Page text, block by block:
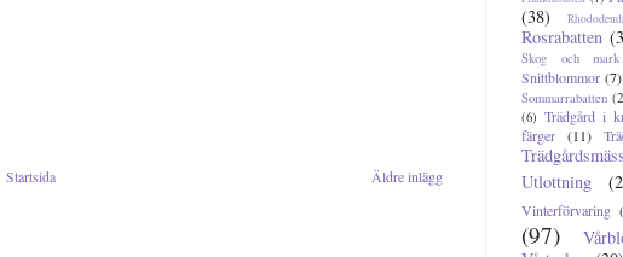
Äldre inlägg
Startsida
(38)
Rosrabatten
Skog och mark
Snittblommor (7)
Sommarrabatten
(6) Trädgård i
färger
(11)
Utlottning
Vinterförvaring
(97)